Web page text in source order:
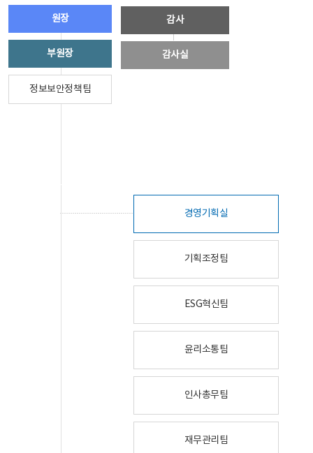
원장
부원장
정보보안정책팀
감사
감사실
경영기획실
기획조정팀
ESG혁신팀
윤리소통팀
인사총무팀
재무관리팀